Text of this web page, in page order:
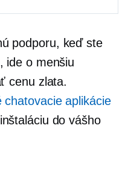
podporu, keď ste
ide o menšiu
cenu zlata.
chatovacie aplikácie
do vášho